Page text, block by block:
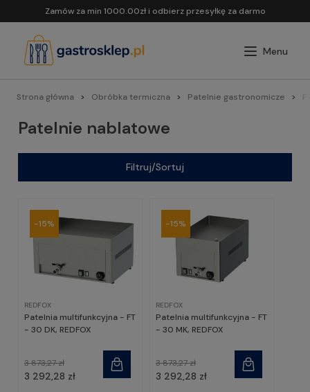
Zamów za min 1000.00zł i odbierz przesyłkę za darmo
Strona główna Obróbka termiczna Patelnie gastronomicze
Patelnie nablatowe
Filtruj/Sortuj
REDFOX
Patelnia multifunkcyjna - FT
- 30 DK, REDFOX
3 292,28 zł
3 873,27 zł
-15%
REDFOX
Patelnia multifunkcyjna - FT
- 30 MK, REDFOX
3 292,28 zł
3 873,27 zł
-15%